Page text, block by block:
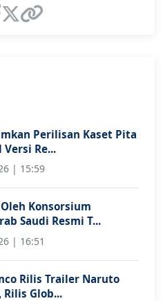
Perilisan Kaset Pita
Versi Re...
| 15:59
Konsorsium
Saudi Resmi T...
| 16:51
Rilis Trailer Naruto
Rilis Glob...